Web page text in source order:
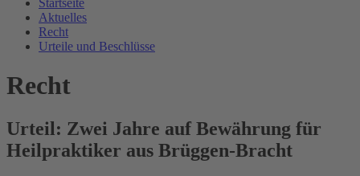
Startseite
Aktuelles
Recht
Urteile und Beschlüsse
Recht
Urteil: Zwei Jahre auf Bewährung für
Heilpraktiker aus Brüggen-Bracht